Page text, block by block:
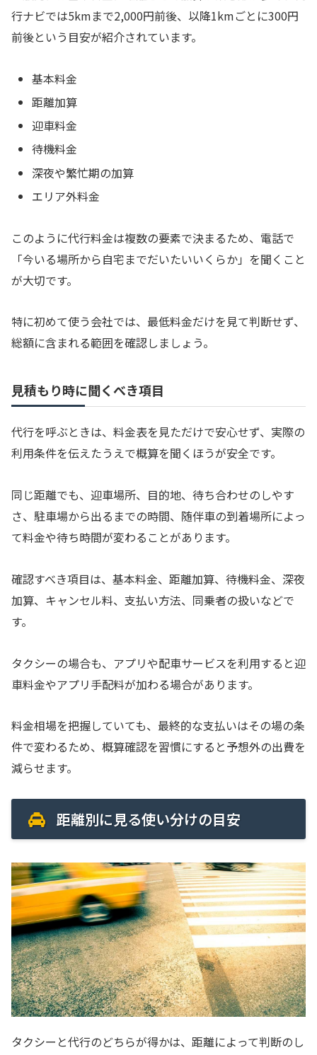
行ナビでは5kmまで2,000円前後、以降1kmごとに300円
前後という目安が紹介されています。
基本料金
距離加算
迎車料金
待機料金
深夜や繁忙期の加算
エリア外料金
このように代行料金は複数の要素で決まるため、電話で
「今いる場所から自宅までだいたいいくらか」を聞くこと
が大切です。
特に初めて使う会社では、最低料金だけを見て判断せず、
総額に含まれる範囲を確認しましょう。
見積もり時に聞くべき項目
代行を呼ぶときは、料金表を見ただけで安心せず、実際の
利用条件を伝えたうえで概算を聞くほうが安全です。
同じ距離でも、迎車場所、目的地、待ち合わせのしやす
さ、駐車場から出るまでの時間、随伴車の到着場所によっ
て料金や待ち時間が変わることがあります。
確認すべき項目は、基本料金、距離加算、待機料金、深夜
加算、キャンセル料、支払い方法、同乗者の扱いなどで
す。
タクシーの場合も、アプリや配車サービスを利用すると迎
車料金やアプリ手配料が加わる場合があります。
料金相場を把握していても、最終的な支払いはその場の条
件で変わるため、概算確認を習慣にすると予想外の出費を
減らせます。
距離別に見る使い分けの目安
タクシーと代行のどちらが得かは、距離によって判断のし